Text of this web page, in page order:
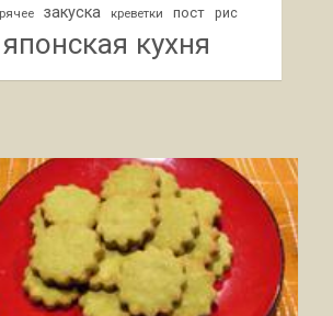
закуска креветки пост рис
японская кухня